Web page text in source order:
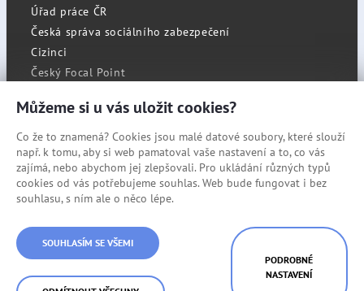
Úřad práce ČR
Česká správa sociálního zabezpečení
Cizinci
Český Focal Point
RSS
Cookies
Prohlášení o přístupnosti
Mapa stránek
© Státní úřad inspekce práce
Můžeme si u vás uložit cookies?
Co že to znamená? Cookies jsou malé datové soubory, které slouží
např. k tomu, aby si web pamatoval vaše nastavení a to, co vás
zajímá, nebo abychom jej zlepšovali. Pro ukládání různých typů
cookies od vás potřebujeme souhlas. Web bude fungovat i bez
souhlasu, s ním ale o něco lépe.
SOUHLASÍM SE VŠEMI
PODROBNÉ
NASTAVENÍ